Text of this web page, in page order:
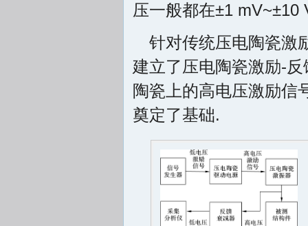
压一般都在±1 mV~±10
针对传统压电陶瓷激
建立了压电陶瓷激励-
陶瓷上的高电压激励信
奠定了基础.